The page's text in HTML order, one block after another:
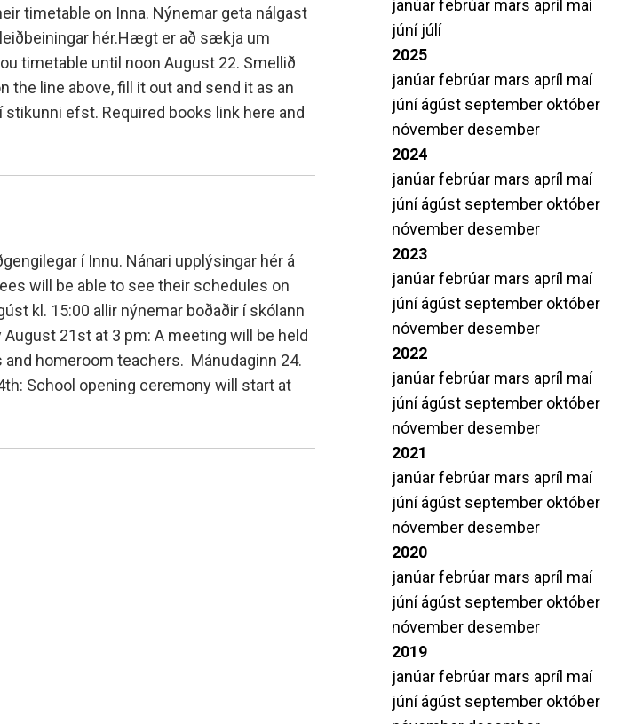
Nemenda- og hollvinasamtök MH
Minningarsjóður um Sverri S.
Einarsson
Beneventumsjóður
Fall í áfanga og fall á önn
Úrsögn úr áfanga
IB-nemar
Einingar fyrir félagsstörf
Leiðbeiningar varðandi próf
Stöðumat í tungumálum
Beiðni um aðgang að prófum
Upplýsingar um lokapróf á Duggu
timetable on Inna. Nýnemar geta nálgast
hér.Hægt er að sækja um
timetable until noon August 22. Smellið
the line above, fill it out and send it as an
efst. Required books link here and
í Innu. Nánari upplýsingar hér á
will be able to see their schedules on
kl. 15:00 allir nýnemar boðaðir í skólann
21st at 3 pm: A meeting will be held
homeroom teachers. Mánudaginn 24.
School opening ceremony will start at
janúarfebrúar mars apríl maí
júní júlí
2025
janúarfebrúar mars apríl maí
júníágúst september október
nóvember desember
2024
janúarfebrúar mars apríl maí
júníágúst september október
nóvember desember
2023
janúarfebrúar mars apríl maí
júníágúst september október
nóvember desember
2022
janúarfebrúar mars apríl maí
júníágúst september október
nóvember desember
2021
janúarfebrúar mars apríl maí
júníágúst september október
nóvember desember
2020
janúarfebrúar mars apríl maí
júníágúst september október
nóvember desember
2019
janúarfebrúar mars apríl maí
júníágúst september október